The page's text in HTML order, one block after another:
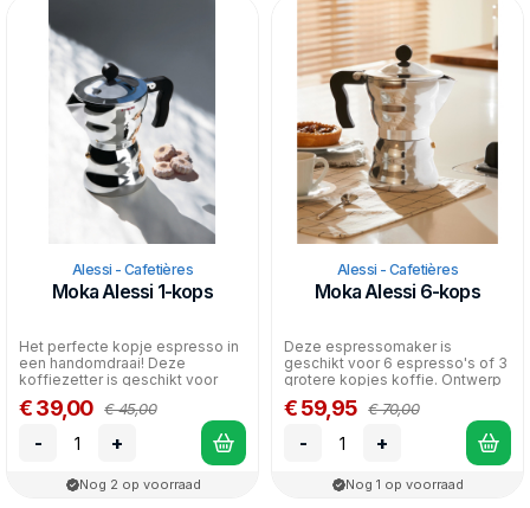
Alessi - Cafetières
Moka Alessi 1-kops
Het perfecte kopje espresso in
een handomdraai! Deze
koffiezetter is geschikt voor
precies é&eacut...
€ 39,00 € 45,00
- +
Nog 2 op voorraad
Alessi - Cafetières
Moka Alessi 6-kops
Deze espressomaker is
geschikt voor 6 espresso's of 3
grotere kopjes koffie. Ontwerp
Alessandro Mend...
€ 59,95 € 70,00
- +
Nog 1 op voorraad